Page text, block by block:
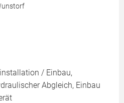
/ Einbau,
Abgleich, Einbau